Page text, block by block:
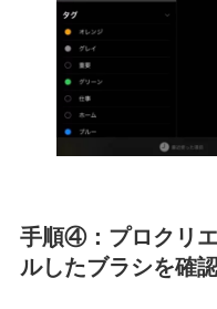
手順④：プロクリ
ルしたブラシを確